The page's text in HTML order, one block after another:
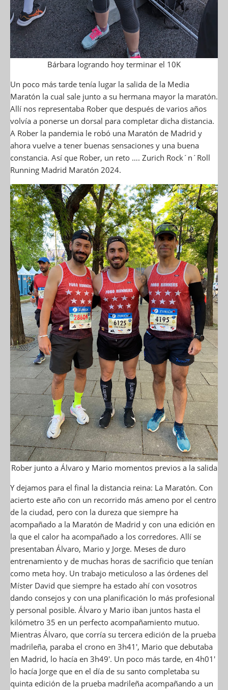
Bárbara logrando hoy terminar el 10K
Un poco más tarde tenía lugar la salida de la Media
Maratón la cual sale junto a su hermana mayor la maratón.
Allí nos representaba Rober que después de varios años
volvía a ponerse un dorsal para completar dicha distancia.
A Rober la pandemia le robó una Maratón de Madrid y
ahora vuelve a tener buenas sensaciones y una buena
constancia. Así que Rober, un reto …. Zurich Rock´n´Roll
Running Madrid Maratón 2024.
Rober junto a Álvaro y Mario momentos previos a la salida
Y dejamos para el final la distancia reina: La Maratón. Con
acierto este año con un recorrido más ameno por el centro
de la ciudad, pero con la dureza que siempre ha
acompañado a la Maratón de Madrid y con una edición en
la que el calor ha acompañado a los corredores. Allí se
presentaban Álvaro, Mario y Jorge. Meses de duro
entrenamiento y de muchas horas de sacrificio que tenían
como meta hoy. Un trabajo meticuloso a las órdenes del
Míster David que siempre ha estado ahí con vosotros
dando consejos y con una planificación lo más profesional
y personal posible. Álvaro y Mario iban juntos hasta el
kilómetro 35 en un perfecto acompañamiento mutuo.
Mientras Álvaro, que corría su tercera edición de la prueba
madrileña, paraba el crono en 3h41′, Mario que debutaba
en Madrid, lo hacía en 3h49′. Un poco más tarde, en 4h01′
lo hacía Jorge que en el día de su santo completaba su
quinta edición de la prueba madrileña acompañando a un